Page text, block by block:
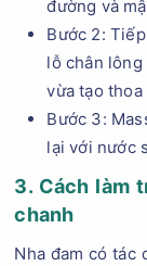
đường và
Bước 2:
lỗ chân lông
vừa tạo
Bước 3:
lại với nước
3. Cách làm
chanh
Nha đam có tác